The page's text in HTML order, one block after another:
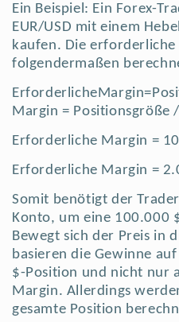
Ein Beispiel: Ein Forex-
EUR/USD mit einem
kaufen. Die
folgendermaßen
Margin = Positionsgröße
Erforderliche Margin =
Erforderliche Margin =
Somit benötigt der
Konto, um eine 100.000
Bewegt sich der Preis in
basieren die Gewinne
$-Position und nicht nur
Margin. Allerdings
gesamte Position